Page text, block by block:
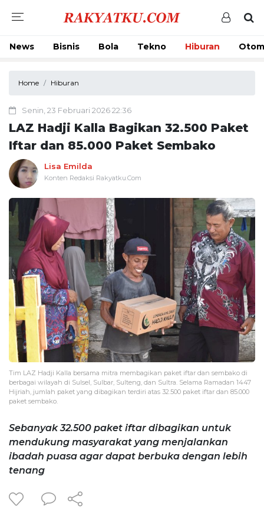
News Bisnis Bola Tekno Hiburan
Home Hiburan
Senin, 23 Februari 2026 22:36
LAZ Hadji Kalla Bagikan 32.500 Paket
Iftar dan 85.000 Paket Sembako
Lisa Emilda
Konten Redaksi Rakyatku.Com
Tim LAZ Hadji Kalla bersama mitra membagikan paket iftar dan sembako di
berbagai wilayah di Sulsel, Sulbar, Sulteng, dan Sultra. Selama Ramadan 1447
Hijriah, jumlah paket yang dibagikan terdiri atas 32.500 paket iftar dan 85.000
paket sembako.
Sebanyak 32.500 paket iftar dibagikan untuk
mendukung masyarakat yang menjalankan
ibadah puasa agar dapat berbuka dengan lebih
tenang